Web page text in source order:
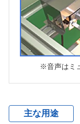
※音声はミ
主な用途